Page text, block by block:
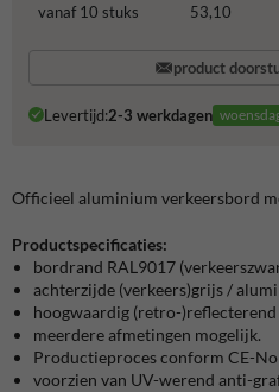
vanaf 10 stuks
53,10
product
Levertijd:2-3 werkdagen
Officieel aluminium verkeersbord
Productspecificaties:
bordrand RAL9017
achterzijde (verkeers)grijs /
hoogwaardig (retro-)reflecterend
meerdere afmetingen mogelijk.
Productieproces conform CE-
voorzien van UV-werend anti-